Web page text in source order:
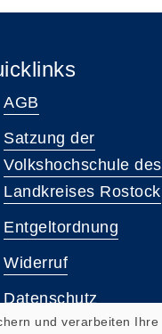
AGB
Satzung der
Volkshochschule des
Landkreises Rostock
Entgeltordnung
Widerruf
Datenschutz
und verarbeiten Ihre